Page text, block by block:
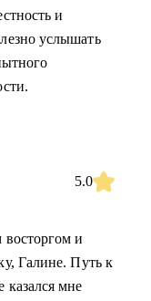
и
услышать
5.0
и
Галине. Путь к
казался мне